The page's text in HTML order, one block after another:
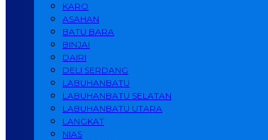
KARO
ASAHAN
BATU BARA
BINJAI
DAIRI
DELI SERDANG
LABUHANBATU
LABUHANBATU SELATAN
LABUHANBATU UTARA
LANGKAT
NIAS